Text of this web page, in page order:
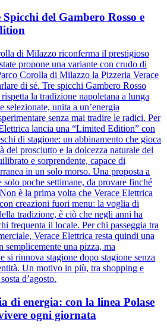
del Gambero Rosso e
di Milazzo riconferma il prestigioso
propone una variante con crudo di
Corolla di Milazzo la Pizzeria Verace
di sé. Tre spicchi Gambero Rosso
la tradizione napoletana a lunga
selezionate, unita a un’energia
senza mai tradire le radici. Per
lancia una “Limited Edition” con
di stagione: un abbinamento che gioca
del prosciutto e la dolcezza naturale del
e sorprendente, capace di
in un solo morso. Una proposta a
solo poche settimane, da provare finché
è la prima volta che Verace Elettrica
creazioni fuori menu: la voglia di
tradizione, è ciò che negli anni ha
frequenta il locale. Per chi passeggia tra
Verace Elettrica resta quindi una
semplicemente una pizza, ma
si rinnova stagione dopo stagione senza
Un motivo in più, tra shopping e
d’agosto.
di energia: con la linea Polase
ogni giornata